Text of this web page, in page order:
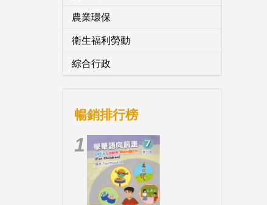
農業環保
衛生福利勞動
綜合行政
暢銷排行榜
1